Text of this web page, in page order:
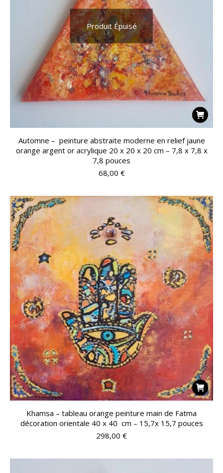
Produit Épuisé
Automne – peinture abstraite moderne en relief jaune
orange argent or acrylique 20 x 20 x 20 cm – 7,8 x 7,8 x
7,8 pouces
68,00 €
Khamsa – tableau orange peinture main de Fatma
décoration orientale 40 x 40 cm – 15,7x 15,7 pouces
298,00 €